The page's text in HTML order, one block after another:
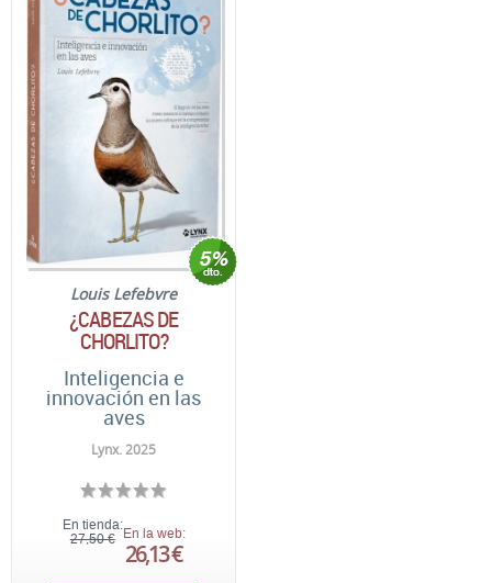
Louis Lefebvre
¿CABEZAS DE
CHORLITO?
Inteligencia e
innovación en las
aves
Lynx. 2025
En tienda:
27,50 € En la web:
26,13 €